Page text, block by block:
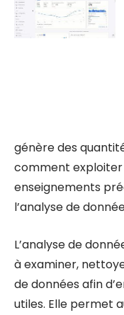
génère des
comment exploiter
enseignements
l’analyse de
L’analyse de
à examiner,
de données afin
utiles. Elle permet